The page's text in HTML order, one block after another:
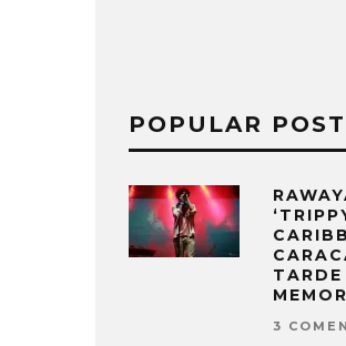
POPULAR POST
TARDE
3